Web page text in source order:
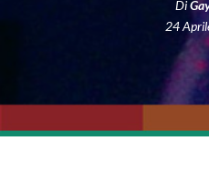
Di
24